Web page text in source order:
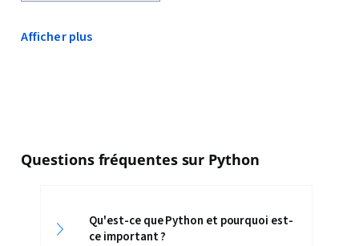
Afficher plus
Questions fréquentes sur Python
Qu'est-ce que Python et pourquoi est-
ce important ?